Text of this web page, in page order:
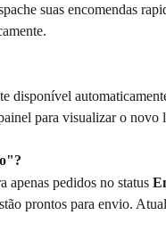
suas encomendas
disponível
para visualizar o novo
apenas pedidos no status
prontos para envio.